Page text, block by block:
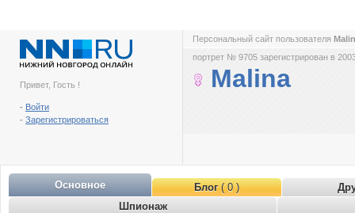
Привет, Гость !
- Войти
- Зарегистрироваться
Персональный сайт пользователя
портрет № 9705 зарегистрирован в
Malina
Основное Блог( 0 )
Шпионаж